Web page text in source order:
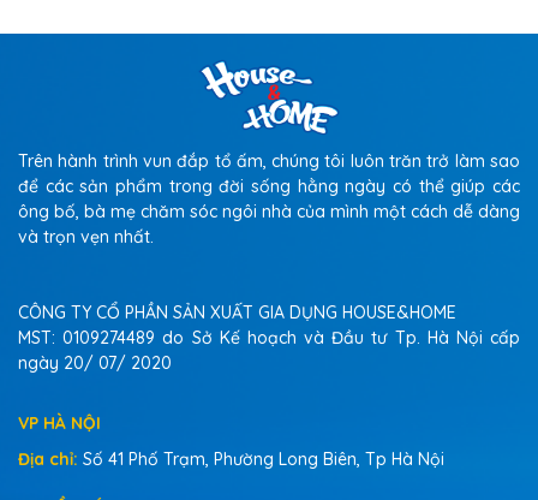
Trên hành trình vun đắp tổ ấm, chúng tôi luôn trăn trở làm sao
để các sản phẩm trong đời sống hằng ngày có thể giúp các
ông bố, bà mẹ chăm sóc ngôi nhà của mình một cách dễ dàng
và trọn vẹn nhất.
CÔNG TY CỔ PHẦN SẢN XUẤT GIA DỤNG HOUSE&HOME
MST: 0109274489 do Sở Kế hoạch và Đầu tư Tp. Hà Nội cấp
ngày 20/ 07/ 2020
VP HÀ NỘI
Địa chỉ: Số 41 Phố Trạm, Phường Long Biên, Tp Hà Nội